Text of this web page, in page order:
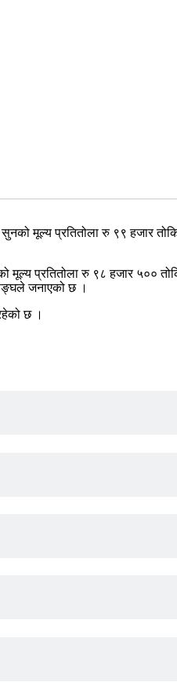
मूल्य प्रतितोला रु ९९ हजार
मूल्य प्रतितोला रु ९८ हजार ५००
जनाएको छ ।
छ ।